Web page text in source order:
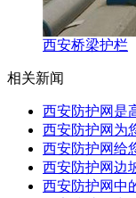
西安桥梁护栏
相关新闻
西安防护网是
西安防护网为
西安防护网给
西安防护网边
西安防护网中